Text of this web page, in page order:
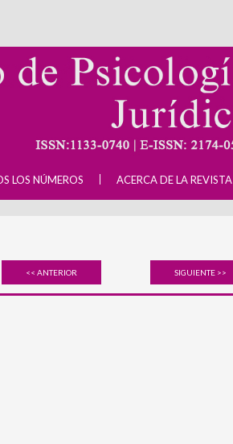
LOS NÚMEROS ACERCA DE LA REVISTA
<< ANTERIOR SIGUIENTE >>